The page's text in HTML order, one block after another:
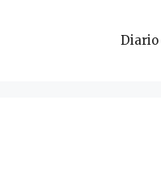
Diario